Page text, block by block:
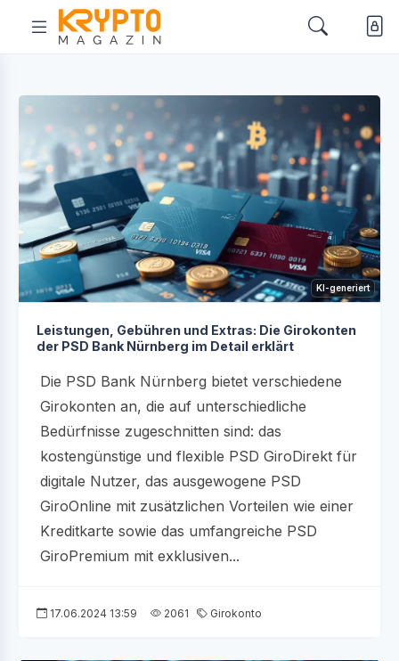
KI-generiert
Leistungen, Gebühren und Extras: Die Girokonten
der PSD Bank Nürnberg im Detail erklärt
Die PSD Bank Nürnberg bietet verschiedene
Girokonten an, die auf unterschiedliche
Bedürfnisse zugeschnitten sind: das
kostengünstige und flexible PSD GiroDirekt für
digitale Nutzer, das ausgewogene PSD
GiroOnline mit zusätzlichen Vorteilen wie einer
Kreditkarte sowie das umfangreiche PSD
GiroPremium mit exklusiven...
17.06.2024 13:59 2061 Girokonto